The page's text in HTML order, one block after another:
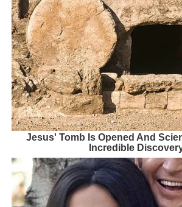
Jesus' Tomb Is Opened And
Incredible